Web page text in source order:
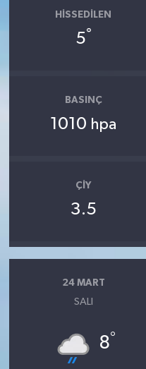
HISSEDILEN
5°
BASINÇ
1010 hpa
ÇIY
3.5
24 MART
SALI
8°